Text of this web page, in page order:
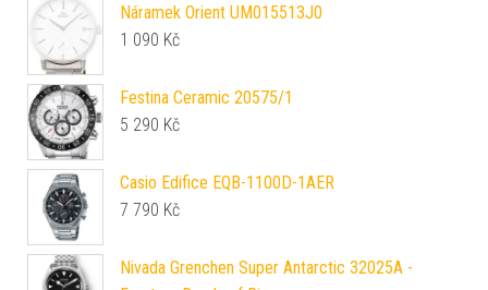
Náramek Orient UM015513J0
1 090 Kč
Festina Ceramic 20575/1
5 290 Kč
Casio Edifice EQB-1100D-1AER
7 790 Kč
Nivada Grenchen Super Antarctic 32025A -